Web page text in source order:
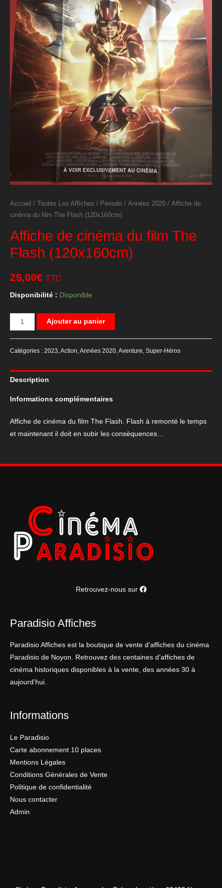
Accueil / Toutes Les Affiches / Période / Années 2020 / Affiche de
cinéma du film The Flash (120x160cm)
Affiche de cinéma du film The
Flash (120x160cm)
25,00€ TTC
Disponibilité : Disponible
quantité
de
cinéma
du
Flash
(120x160cm)
Ajouter au panier
Catégories : 2023 Action Années 2020 Aventure Super-Héros
Description
Informations complémentaires
Affiche de cinéma du film The Flash. Flash à remonté le temps
et maintenant il doit en subir les consèquences…
Retrouvez-nous sur
Paradisio Affiches
Paradisio Affiches est la boutique de vente d’affiches du cinéma
Paradisio de Noyon. Retrouvez des centaines d’affiches de
cinéma historiques disponibles à la vente, des années 30 à
aujourd’hui.
Informations
Le Paradisio
Carte abonnement 10 places
Mentions Légales
Conditions Générales de Vente
Politique de confidentialité
Nous contacter
Admin